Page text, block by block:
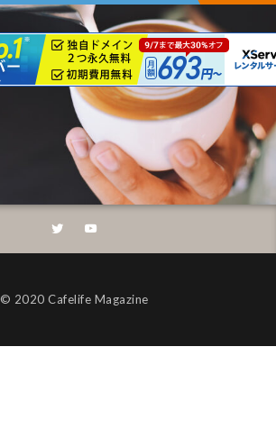
©︎ 2020 Cafelife Magazine